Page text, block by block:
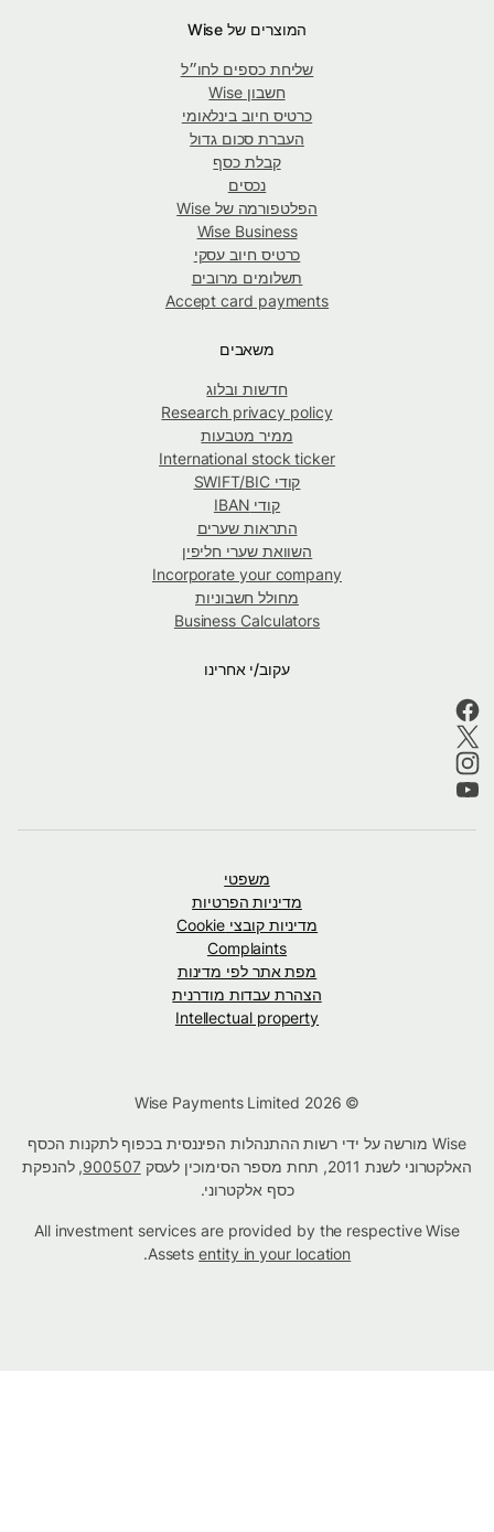
המוצרים של Wise
שליחת כספים לחו״ל
חשבון Wise
כרטיס חיוב בינלאומי
העברת סכום גדול
קבלת כסף
נכסים
הפלטפורמה של Wise
Wise Business
כרטיס חיוב עסקי
תשלומים מרובים
Accept card payments
משאבים
חדשות ובלוג
Research privacy policy
ממיר מטבעות
International stock ticker
קודי SWIFT/BIC
קודי IBAN
התראות שערים
השוואת שערי חליפין
Incorporate your company
מחולל חשבוניות
Business Calculators
עקוב/י אחרינו
משפטי
מדיניות הפרטיות
מדיניות קובצי Cookie
Complaints
מפת אתר לפי מדינות
הצהרת עבדות מודרנית
Intellectual property
Wise מורשה על ידי רשות ההתנהלות הפיננסית בכפוף לתקנות הכסף
האלקטרוני לשנת 2011, תחת מספר הסימוכין לעסק
900507, להנפקת
כסף אלקטרוני.
All investment services are provided by the respective Wise
Assetsentity in your location
.